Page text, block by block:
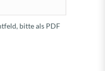
bitte als PDF